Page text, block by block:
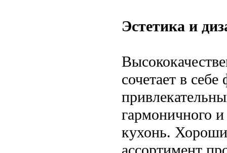
Эстетика и
сочетает в
гармоничного
кухонь.